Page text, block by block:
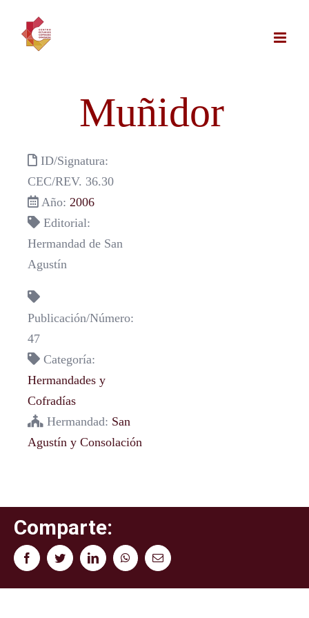
contenido
Muñidor
ID/Signatura:
CEC/REV. 36.30
Año: 2006
Editorial:
Hermandad de San
Agustín
Publicación/Número:
47
Categoría:
Hermandades y
Cofradías
Hermandad: San
Agustín y Consolación
Comparte:
FacebookTwitterLinkedInWhatsAppCorreo
electrónico